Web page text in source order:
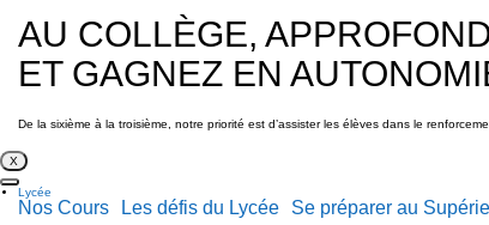
AU COLLÈGE,
ET GAGNEZ EN
De la sixième à la troisième, notre priorité est d’assister les élèves dans le
X
Lycée
Nos Cours Les défis du Lycée Se préparer au